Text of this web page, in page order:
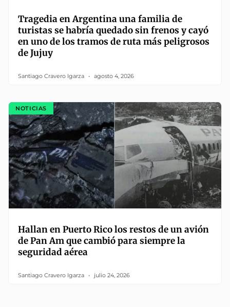
Tragedia en Argentina una familia de
turistas se habría quedado sin frenos y cayó
en uno de los tramos de ruta más peligrosos
de Jujuy
Santiago Cravero Igarza agosto 4, 2026
NOTICIAS
Hallan en Puerto Rico los restos de un avión
de Pan Am que cambió para siempre la
seguridad aérea
Santiago Cravero Igarza julio 24, 2026